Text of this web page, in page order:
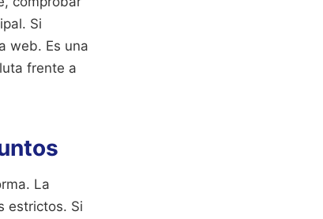
Si
web. Es una
frente a
La
estrictos. Si